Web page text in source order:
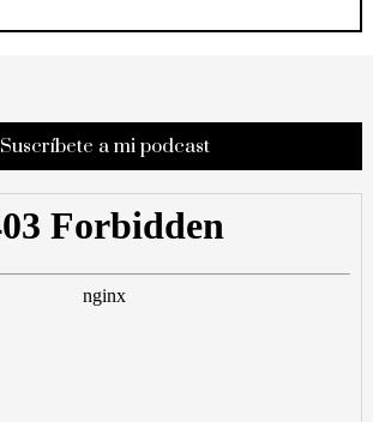
Suscríbete a mi podcast